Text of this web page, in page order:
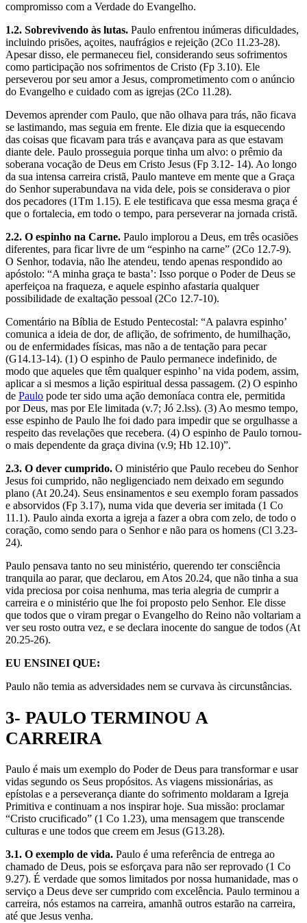
compromisso com a Verdade do Evangelho.
1.2. Sobrevivendo às lutas. Paulo enfrentou inúmeras dificuldades,
incluindo prisões, açoites, naufrágios e rejeição (2Co 11.23-28).
Apesar disso, ele permaneceu fiel, considerando seus sofrimentos
como participação nos sofrimentos de Cristo (Fp 3.10). Ele
perseverou por seu amor a Jesus, comprometimento com o anúncio
do Evangelho e cuidado com as igrejas (2Co 11.28).
Devemos aprender com Paulo, que não olhava para trás, não ficava
se lastimando, mas seguia em frente. Ele dizia que ia esquecendo
das coisas que ficavam para trás e avançava para as que estavam
diante dele. Paulo prosseguia porque tinha um alvo: o prêmio da
soberana vocação de Deus em Cristo Jesus (Fp 3.12- 14). Ao longo
da sua intensa carreira cristã, Paulo manteve em mente que a Graça
do Senhor superabundava na vida dele, pois se considerava o pior
dos pecadores (1Tm 1.15). E ele testificava que essa mesma graça é
que o fortalecia, em todo o tempo, para perseverar na jornada cristã.
2.2. O espinho na Carne. Paulo implorou a Deus, em três ocasiões
diferentes, para ficar livre de um “espinho na carne” (2Co 12.7-9).
O Senhor, todavia, não lhe atendeu, tendo apenas respondido ao
apóstolo: “A minha graça te basta’: Isso porque o Poder de Deus se
aperfeiçoa na fraqueza, e aquele espinho afastaria qualquer
possibilidade de exaltação pessoal (2Co 12.7-10).
Comentário na Bíblia de Estudo Pentecostal: “A palavra espinho’
comunica a ideia de dor, de aflição, de sofrimento, de humilhação,
ou de enfermidades físicas, mas não a de tentação para pecar
(G14.13-14). (1) O espinho de Paulo permanece indefinido, de
modo que aqueles que têm qualquer espinho’ na vida podem, assim,
aplicar a si mesmos a lição espiritual dessa passagem. (2) O espinho
de Paulo pode ter sido uma ação demoníaca contra ele, permitida
por Deus, mas por Ele limitada (v.7; Jó 2.lss). (3) Ao mesmo tempo,
esse espinho de Paulo lhe foi dado para impedir que se orgulhasse a
respeito das revelações que recebera. (4) O espinho de Paulo tornou-
o mais dependente da graça divina (v.9; Hb 12.10)”.
2.3. O dever cumprido. O ministério que Paulo recebeu do Senhor
Jesus foi cumprido, não negligenciado nem deixado em segundo
plano (At 20.24). Seus ensinamentos e seu exemplo foram passados
e absorvidos (Fp 3.17), numa vida que deveria ser imitada (1 Co
11.1). Paulo ainda exorta a igreja a fazer a obra com zelo, de todo o
coração, como sendo para o Senhor e não para os homens (Cl 3.23-
24).
Paulo pensava tanto no seu ministério, querendo ter consciência
tranquila ao parar, que declarou, em Atos 20.24, que não tinha a sua
vida preciosa por coisa nenhuma, mas teria alegria de cumprir a
carreira e o ministério que lhe foi proposto pelo Senhor. Ele disse
que todos que o viram pregar o Evangelho do Reino não voltariam a
ver seu rosto outra vez, e se declara inocente do sangue de todos (At
20.25-26).
EU ENSINEI QUE:
Paulo não temia as adversidades nem se curvava às circunstâncias.
3- PAULO TERMINOU A
CARREIRA
Paulo é mais um exemplo do Poder de Deus para transformar e usar
vidas segundo os Seus propósitos. As viagens missionárias, as
epístolas e a perseverança diante do sofrimento moldaram a Igreja
Primitiva e continuam a nos inspirar hoje. Sua missão: proclamar
“Cristo crucificado” (1 Co 1.23), uma mensagem que transcende
culturas e une todos que creem em Jesus (G13.28).
3.1. O exemplo de vida. Paulo é uma referência de entrega ao
chamado de Deus, pois se esforçava para não ser reprovado (1 Co
9.27). É verdade que somos limitados por nossa humanidade, mas o
serviço a Deus deve ser cumprido com excelência. Paulo terminou a
carreira, nós estamos na carreira, amanhã outros estarão na carreira,
até que Jesus venha.